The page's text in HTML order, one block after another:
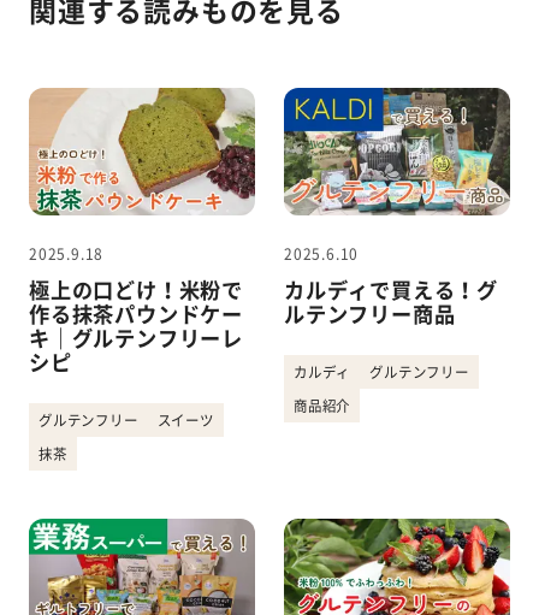
関連する読みものを見る
2025.9.18
極上の口どけ！米粉で
作る抹茶パウンドケー
キ｜グルテンフリーレ
シピ
グルテンフリー スイーツ
抹茶
2025.6.10
カルディで買える！グ
ルテンフリー商品
カルディ グルテンフリー
商品紹介